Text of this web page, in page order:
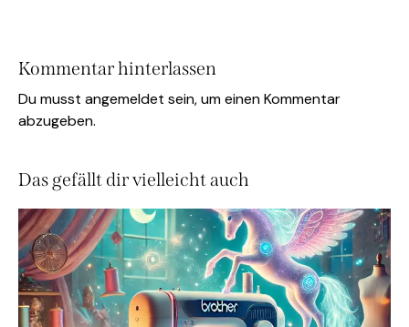
Kommentar hinterlassen
Du musst angemeldet sein, um einen Kommentar
abzugeben.
Das gefällt dir vielleicht auch